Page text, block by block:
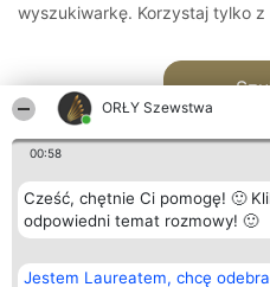
ORŁY Szewstwa
00:58
Cześć, chętnie Ci pomogę! 🙂
odpowiedni temat rozmowy! 🙂
Jestem Laureatem, chcę
wyszukiwarkę. Korzystaj tylko z
Organizator plebiscytu
Bright Side Solutions sp. z o.